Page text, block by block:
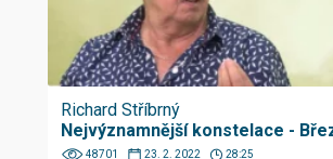
Richard Stříbrný
Nejvýznamnější konstelace -
48701 23. 2. 2022 28:25